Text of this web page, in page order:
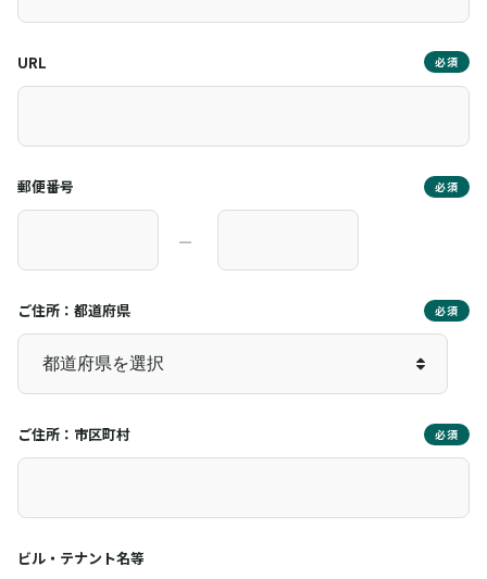
URL 必須
郵便番号 必須
―
ご住所：都道府県 必須
ご住所：市区町村 必須
ビル・テナント名等